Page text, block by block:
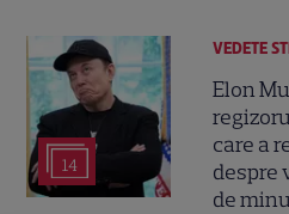
14
VEDETE
Elon
care a
despre
de